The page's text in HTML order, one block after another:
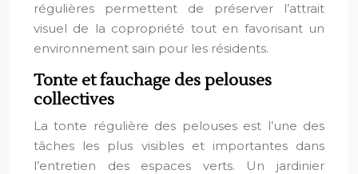
régulières permettent de préserver l’attrait
visuel de la copropriété tout en favorisant un
environnement sain pour les résidents.
Tonte et fauchage des pelouses
collectives
La tonte régulière des pelouses est l’une des
tâches les plus visibles et importantes dans
l’entretien des espaces verts. Un jardinier